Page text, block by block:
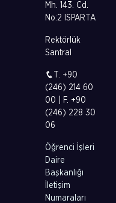
Mh. 143. Cd.
No:2 ISPARTA
Rektörlük
Santral
T. +90
(246) 214 60
00 | F. +90
(246) 228 30
06
Öğrenci İşleri
Daire
Başkanlığı
İletişim
Numaraları